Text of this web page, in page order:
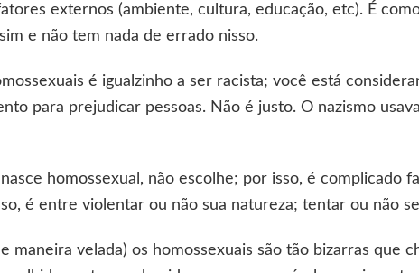
externos (ambiente, cultura, educação, etc). É
e não tem nada de errado nisso.
é igualzinho a ser racista; você está
para prejudicar pessoas. Não é justo. O nazismo
homossexual, não escolhe; por isso, é complicado
é entre violentar ou não sua natureza; tentar ou não
maneira velada) os homossexuais são tão bizarras que